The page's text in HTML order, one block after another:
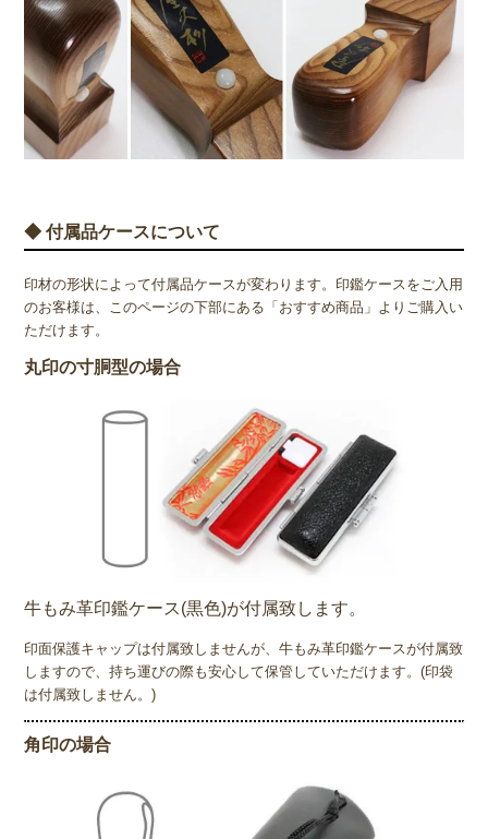
◆ 付属品ケースについて
印材の形状によって付属品ケースが変わります。印鑑ケースをご入用
のお客様は、このページの下部にある「おすすめ商品」よりご購入い
ただけます。
丸印の寸胴型の場合
牛もみ革印鑑ケース(黒色)が付属致します。
印面保護キャップは付属致しませんが、牛もみ革印鑑ケースが付属致
しますので、持ち運びの際も安心して保管していただけます。(印袋
は付属致しません。)
角印の場合